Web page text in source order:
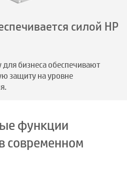
силой HP
бизнеса обеспечивают
защиту на уровне
функции
современном